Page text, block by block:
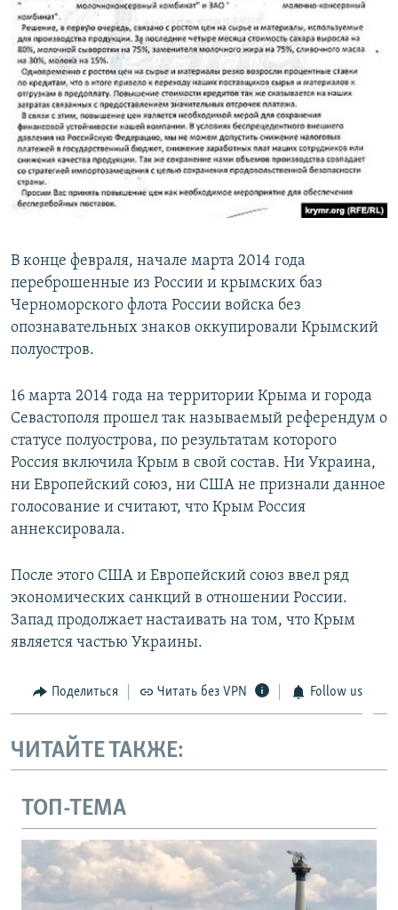
В конце февраля, начале марта 2014 года
переброшенные из России и крымских баз
Черноморского флота России войска без
опознавательных знаков оккупировали Крымский
полуостров.
16 марта 2014 года на территории Крыма и города
Севастополя прошел так называемый референдум о
статусе полуострова, по результатам которого
Россия включила Крым в свой состав. Ни Украина,
ни Европейский союз, ни США не признали данное
голосование и считают, что Крым Россия
аннексировала.
После этого США и Европейский союз ввел ряд
экономических санкций в отношении России.
Запад продолжает настаивать на том, что Крым
является частью Украины.
Поделиться Читать без VPN Follow us
ЧИТАЙТЕ ТАКЖЕ:
ТОП-ТЕМА